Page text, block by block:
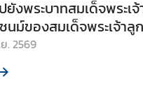
ยังพระบาทสมเด็จพระเ
นม์ของสมเด็จพระเจ้าลู
นเรนทิราเทพยวดี กรม
วัชรราชธิดา
. 2569